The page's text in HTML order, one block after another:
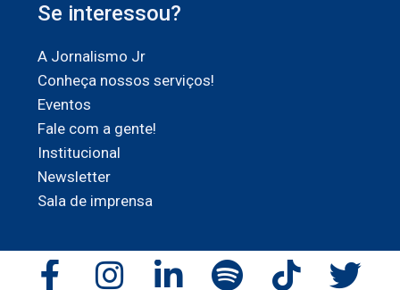
Se interessou?
A Jornalismo Jr
Conheça nossos serviços!
Eventos
Fale com a gente!
Institucional
Newsletter
Sala de imprensa